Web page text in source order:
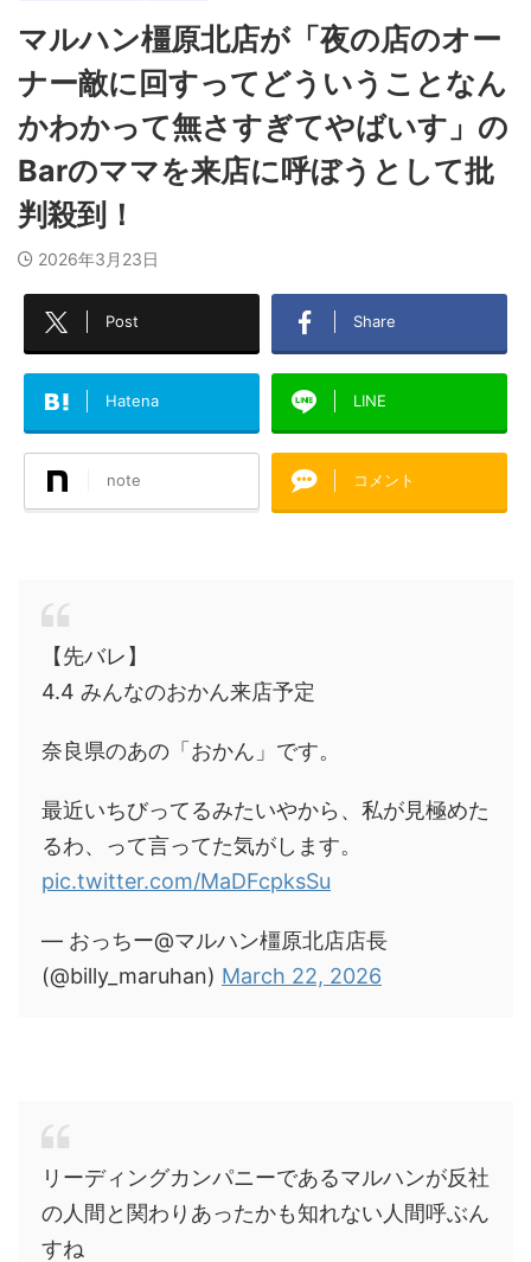
マルハン橿原北店が「夜の店のオー
ナー敵に回すってどういうことなん
かわかって無さすぎてやばいす」の
Barのママを来店に呼ぼうとして批
判殺到！
2026年3月23日
Post Share
Hatena LINE
note コメント
【先バレ】
4.4 みんなのおかん来店予定
奈良県のあの「おかん」です。
最近いちびってるみたいやから、私が見極めた
るわ、って言ってた気がします。
pic.twitter.com/MaDFcpksSu
— おっちー@マルハン橿原北店店長
(@billy_maruhan) March 22, 2026
リーディングカンパニーであるマルハンが反社
の人間と関わりあったかも知れない人間呼ぶん
すね